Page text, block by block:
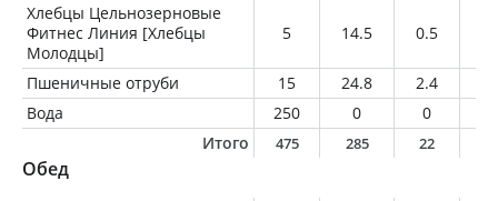
Хлебцы Цельнозерновые
Фитнес Линия [Хлебцы
Молодцы]
5 14.5 0.5
Пшеничные отруби 15 24.8 2.4
Вода
250 0 0
Итого
475 285 22
Обед